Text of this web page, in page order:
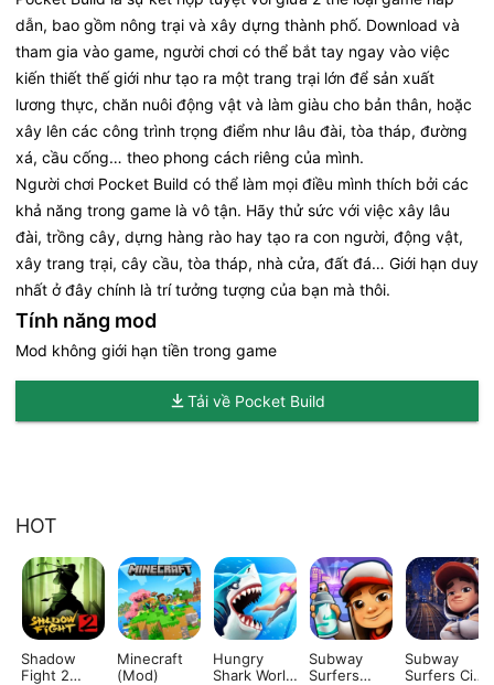
dẫn, bao gồm nông trại và xây dựng thành phố. Download và
tham gia vào game, người chơi có thể bắt tay ngay vào việc
kiến thiết thế giới như tạo ra một trang trại lớn để sản xuất
lương thực, chăn nuôi động vật và làm giàu cho bản thân, hoặc
xây lên các công trình trọng điểm như lâu đài, tòa tháp, đường
xá, cầu cống… theo phong cách riêng của mình.
Người chơi Pocket Build có thể làm mọi điều mình thích bởi các
khả năng trong game là vô tận. Hãy thử sức với việc xây lâu
đài, trồng cây, dựng hàng rào hay tạo ra con người, động vật,
xây trang trại, cây cầu, tòa tháp, nhà cửa, đất đá… Giới hạn duy
nhất ở đây chính là trí tưởng tượng của bạn mà thôi.
Tính năng mod
Mod không giới hạn tiền trong game
Tải về Pocket Build
HOT
Shadow
Fight 2
Minecraft
(Mod)
Hungry
Shark World
Subway
Surfers
Subway
Surfers City